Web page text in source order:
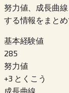
努力値、成長曲
する情報をまとめ
基本経験値
285
努力値
+3 とくこう
成長曲線